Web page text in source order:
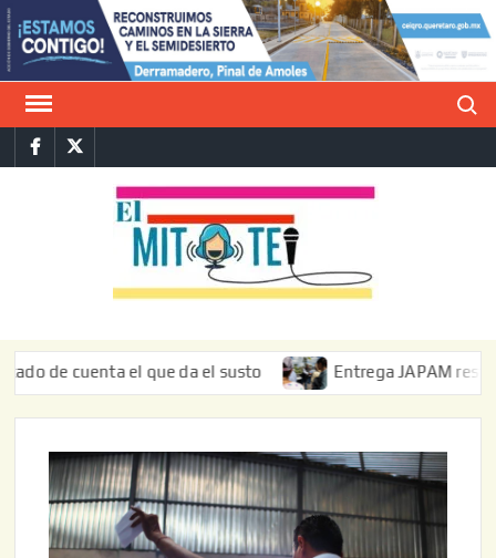
Saltar
al
contenido
FacebookTwitter
el que da el susto Entrega JAPAM